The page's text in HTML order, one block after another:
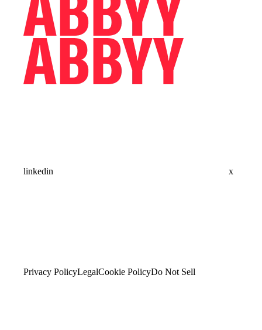
linkedin x
Privacy PolicyLegalCookie PolicyDo Not Sell